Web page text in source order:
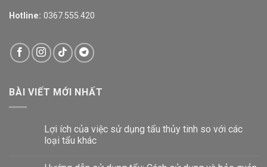
Hotline: 0367.555.420
BÀI VIẾT MỚI NHẤT
Lợi ích của việc sử dụng tẩu thủy tinh so với các
loại tẩu khác